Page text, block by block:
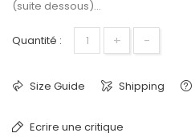
(suite dessous)...
Quantité : + -
Size Guide Shipping
Ecrire une critique